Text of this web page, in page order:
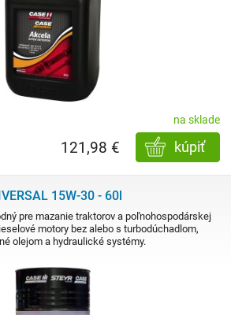
na sklade
kúpiť
121,98 €
15W-30 - 60l
pre mazanie traktorov a poľnohospodárskej
motory bez alebo s turbodúchadlom,
olejom a hydraulické systémy.